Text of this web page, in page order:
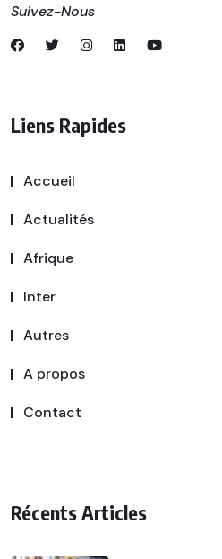
Suivez-Nous
Liens Rapides
Accueil
Actualités
Afrique
Inter
Autres
A propos
Contact
Récents Articles